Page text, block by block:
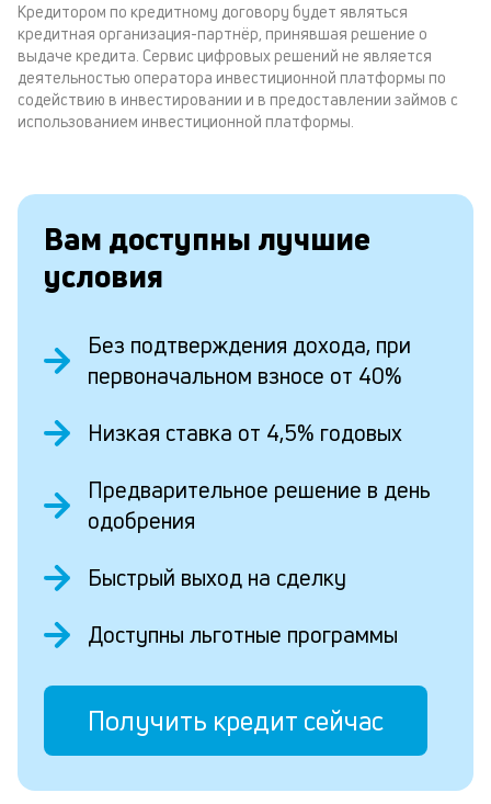
Кредитором по кредитному договору будет являться
кредитная организация-партнёр, принявшая решение о
выдаче кредита. Сервис цифровых решений не является
деятельностью оператора инвестиционной платформы по
содействию в инвестировании и в предоставлении займов с
использованием инвестиционной платформы.
Вам доступны лучшие
условия
Без подтверждения дохода, при
первоначальном взносе от 40%
Низкая ставка от 4,5% годовых
Предварительное решение в день
одобрения
Быстрый выход на сделку
Доступны льготные программы
Получить кредит сейчас